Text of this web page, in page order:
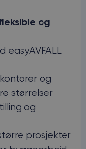
og
easyAVFALL
og
størrelser
og
prosjekter